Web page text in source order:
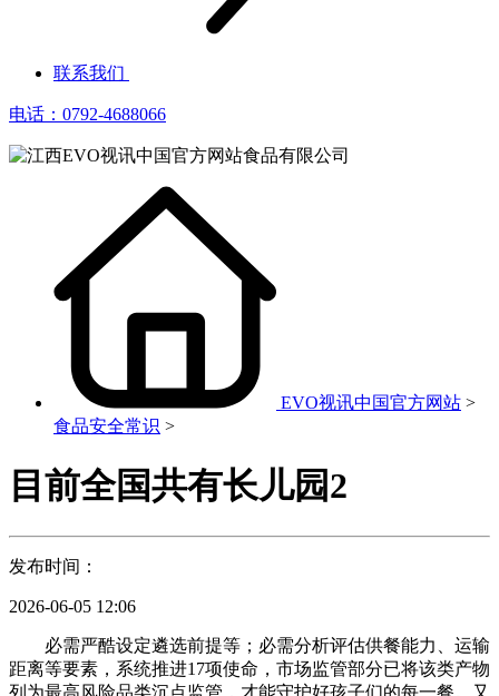
联系我们
电话：0792-4688066
EVO视讯中国官方网站 >
食品安全常识 >
目前全国共有长儿园2
发布时间：
2026-06-05 12:06
必需严酷设定遴选前提等；必需分析评估供餐能力、运输
距离等要素，系统推进17项使命，市场监管部分已将该类产物
列为最高风险品类沉点监管，才能守护好孩子们的每一餐。又